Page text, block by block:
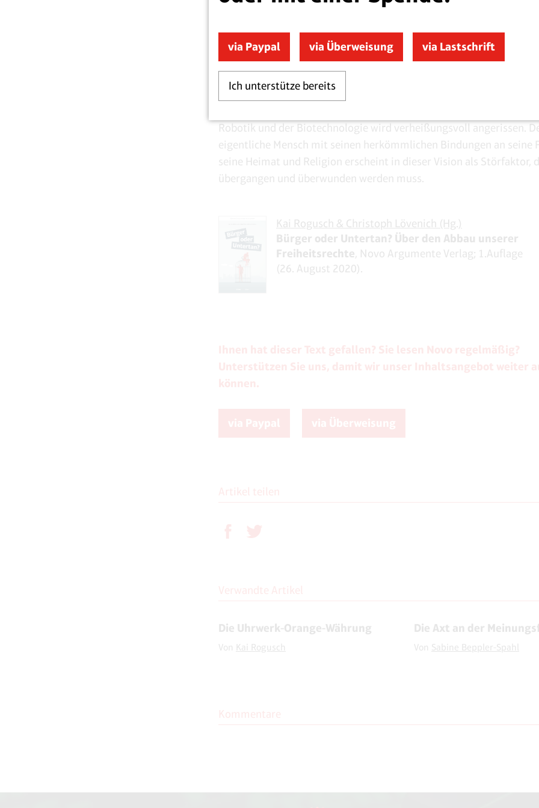
Genehmigungen macht.
sein. Der ersonnene Koalitionsvertag atmet aber stellenweise den
Robotik und der Biotechnologie wird verheißungsvoll angerissen.
eigentliche Mensch mit seinen herkömmlichen Bindungen an seine
seine Heimat und Religion erscheint in dieser Vision als Störfaktor,
übergangen und überwunden werden muss.
Kai Rogusch & Christoph Lövenich (Hg.)
Bürger oder Untertan? Über den Abbau unserer
Freiheitsrechte, Novo Argumente Verlag; 1.Auflage
(26. August 2020).
Die Uhrwerk-Orange-Währung
Von Kai Rogusch
Die Axt an der
Von Sabine Beppler-Spahl
via Paypal via Überweisung via Lastschrift
Ich unterstütze bereits